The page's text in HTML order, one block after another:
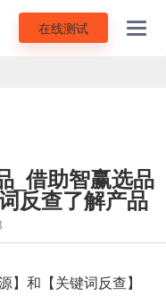
在线测试
_借助智赢选品
反查了解产品
】和【关键词反查】